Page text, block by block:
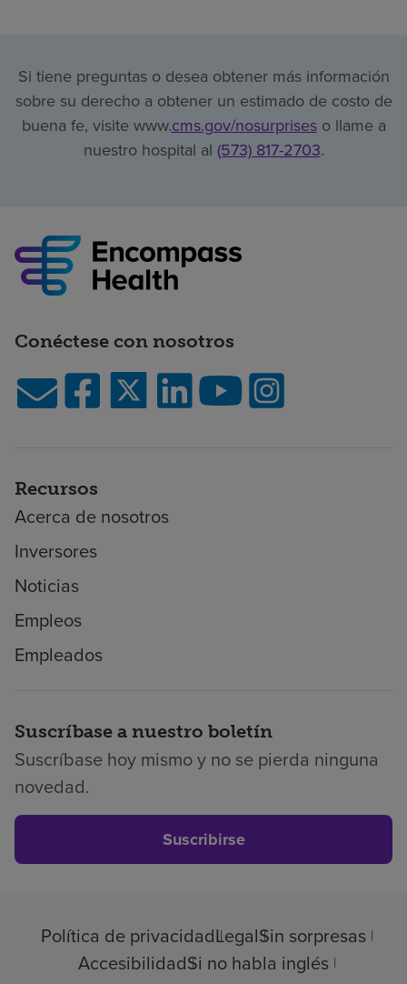
Si tiene preguntas o desea obtener más información
sobre su derecho a obtener un estimado de costo de
buena fe, visite www.cms.gov/nosurpriseso llame a
nuestro hospital al (573) 817-2703.
Conéctese con nosotros
Recursos
Acerca de nosotros
Inversores
Noticias
Empleos
Empleados
Suscríbase a nuestro boletín
Suscríbase hoy mismo y no se pierda ninguna
novedad.
Suscribirse
Política de privacidadLegalSin sorpresas
AccesibilidadSi no habla inglés